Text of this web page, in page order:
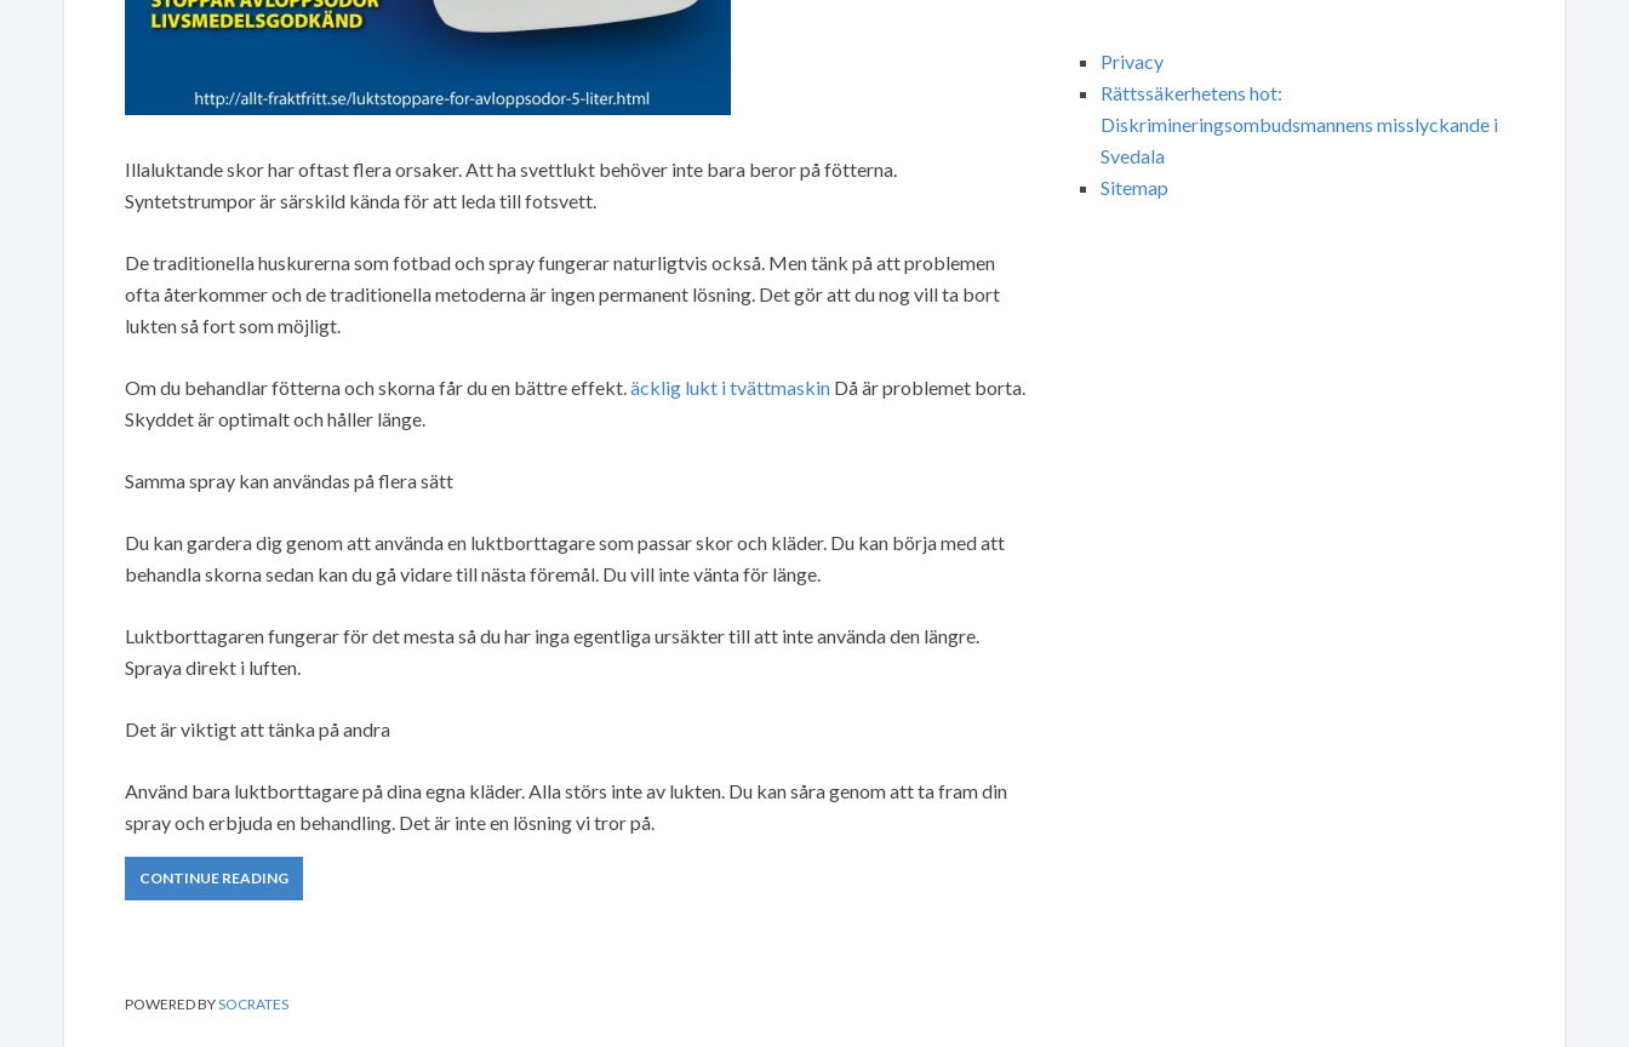
Illaluktande skor har oftast flera orsaker. Att ha svettlukt behöver inte bara beror på fötterna.
Syntetstrumpor är särskild kända för att leda till fotsvett.
De traditionella huskurerna som fotbad och spray fungerar naturligtvis också. Men tänk på att problemen
ofta återkommer och de traditionella metoderna är ingen permanent lösning. Det gör att du nog vill ta bort
lukten så fort som möjligt.
Om du behandlar fötterna och skorna får du en bättre effekt.äcklig lukt i tvättmaskin Då är problemet borta.
Skyddet är optimalt och håller länge.
Samma spray kan användas på flera sätt
Du kan gardera dig genom att använda en luktborttagare som passar skor och kläder. Du kan börja med att
behandla skorna sedan kan du gå vidare till nästa föremål. Du vill inte vänta för länge.
Luktborttagaren fungerar för det mesta så du har inga egentliga ursäkter till att inte använda den längre.
Spraya direkt i luften.
Det är viktigt att tänka på andra
Använd bara luktborttagare på dina egna kläder. Alla störs inte av lukten. Du kan såra genom att ta fram din
spray och erbjuda en behandling. Det är inte en lösning vi tror på.
CONTINUE READING
Privacy
Rättssäkerhetens hot:
Diskrimineringsombudsmannens misslyckande i
Svedala
Sitemap
POWERED BYSOCRATES